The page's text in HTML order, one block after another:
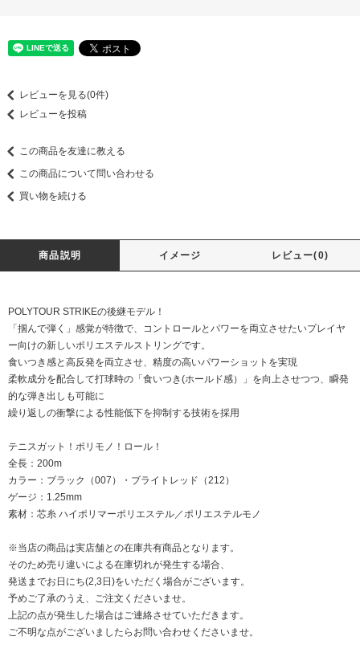
レビューを見る(0件)
レビューを投稿
この商品を友達に教える
この商品について問い合わせる
買い物を続ける
商品説明 イメージ レビュー(0)
POLYTOUR STRIKEの後継モデル！
「掴んで弾く」感覚が特徴で、コントロールとパワーを両立させたいプレイヤ
ー向けの新しいポリエステルストリングです。
食いつき感と高反発を両立させ、精度の高いパワーショットを実現
柔軟成分を配合して打球時の「食いつき(ホールド感）」を向上させつつ、瞬発
的な弾き出しも可能に
繰り返しの衝撃による性能低下を抑制する技術を採用
テニスガット！ポリモノ！ロール！
全長：200m
カラー：ブラック（007）・ブライトレッド（212）
ゲージ：1.25mm
素材：芯糸 ハイポリマーポリエステル／ポリエステルモノ
※当店の商品は実店舗との在庫共有商品となります。
そのため売り違いによる在庫切れが発生する場合、
発送までお日にち(2,3日)をいただく場合がございます。
予めご了承のうえ、ご注文くださいませ。
上記の点が発生した場合はご連絡させていただきます。
ご不明な点がございましたらお問い合わせくださいませ。